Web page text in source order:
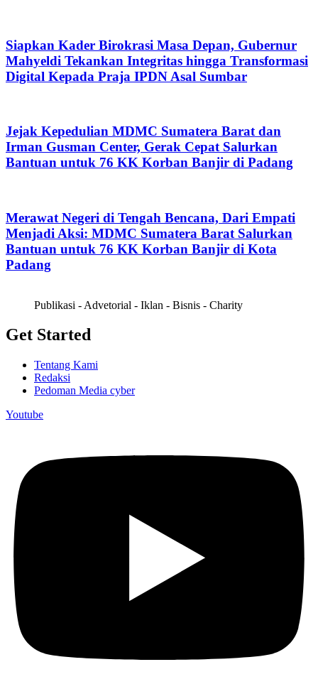
Siapkan Kader Birokrasi Masa Depan, Gubernur
Mahyeldi Tekankan Integritas hingga Transformasi
Digital Kepada Praja IPDN Asal Sumbar
Jejak Kepedulian MDMC Sumatera Barat dan
Irman Gusman Center, Gerak Cepat Salurkan
Bantuan untuk 76 KK Korban Banjir di Padang
Merawat Negeri di Tengah Bencana, Dari Empati
Menjadi Aksi: MDMC Sumatera Barat Salurkan
Bantuan untuk 76 KK Korban Banjir di Kota
Padang
Publikasi - Advetorial - Iklan - Bisnis - Charity
Get Started
Tentang Kami
Redaksi
Pedoman Media cyber
Youtube